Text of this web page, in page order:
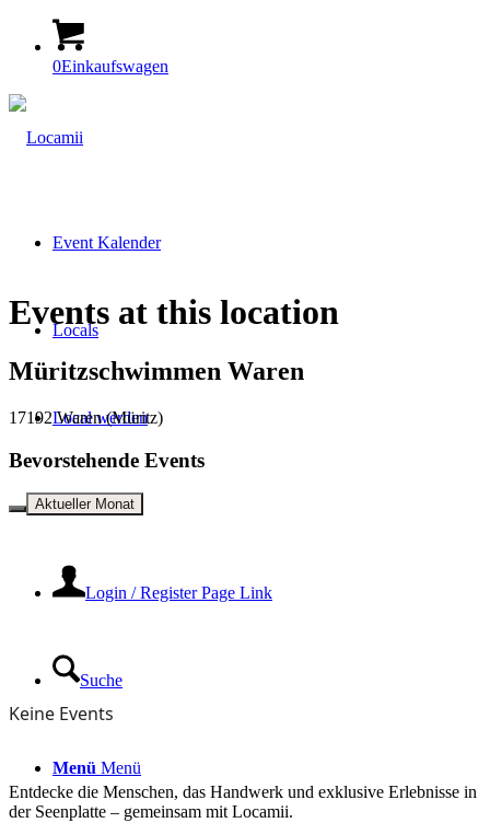
0Einkaufswagen
Event Kalender
Locals
Local werden
Kontakt
Login / Register Page Link
Suche
Menü Menü
Events at this location
Müritzschwimmen Waren
17192 Waren (Müritz)
Bevorstehende Events
Aktueller Monat
Keine Events
Entdecke die Menschen, das Handwerk und exklusive Erlebnisse in
der Seenplatte – gemeinsam mit Locamii.